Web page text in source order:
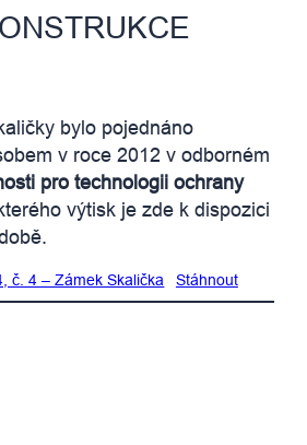
bylo pojednáno
v roce 2012 v odborném
pro technologii ochrany
výtisk je zde k dispozici
č. 4 – Zámek Skalička Stáhnout